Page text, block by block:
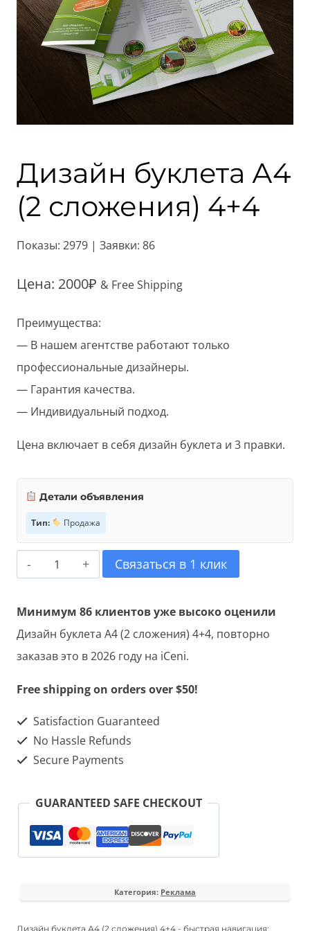
Дизайн буклета А4
(2 сложения) 4+4
Показы: 2979 | Заявки: 86
Цена: 2000₽ & Free Shipping
Преимущества:
— В нашем агентстве работают только
профессиональные дизайнеры.
— Гарантия качества.
— Индивидуальный подход.
Цена включает в себя дизайн буклета и 3 правки.
Детали объявления
Тип: Продажа
Количество
товара
Дизайн
буклета
сложения)
4+4
Связаться в 1 клик
Минимум 86 клиентов уже высоко оценили
Дизайн буклета А4 (2 сложения) 4+4, повторно
заказав это в 2026 году на iCeni.
Free shipping on orders over $50!
Satisfaction Guaranteed
No Hassle Refunds
Secure Payments
GUARANTEED SAFE CHECKOUT
Категория: Реклама
Дизайн буклета А4 (2 сложения) 4+4 - быстрая навигация: